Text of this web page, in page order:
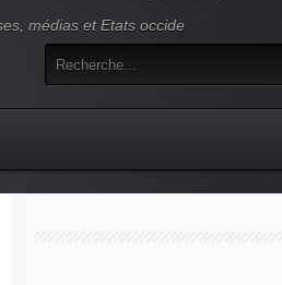
médias et Etats occide